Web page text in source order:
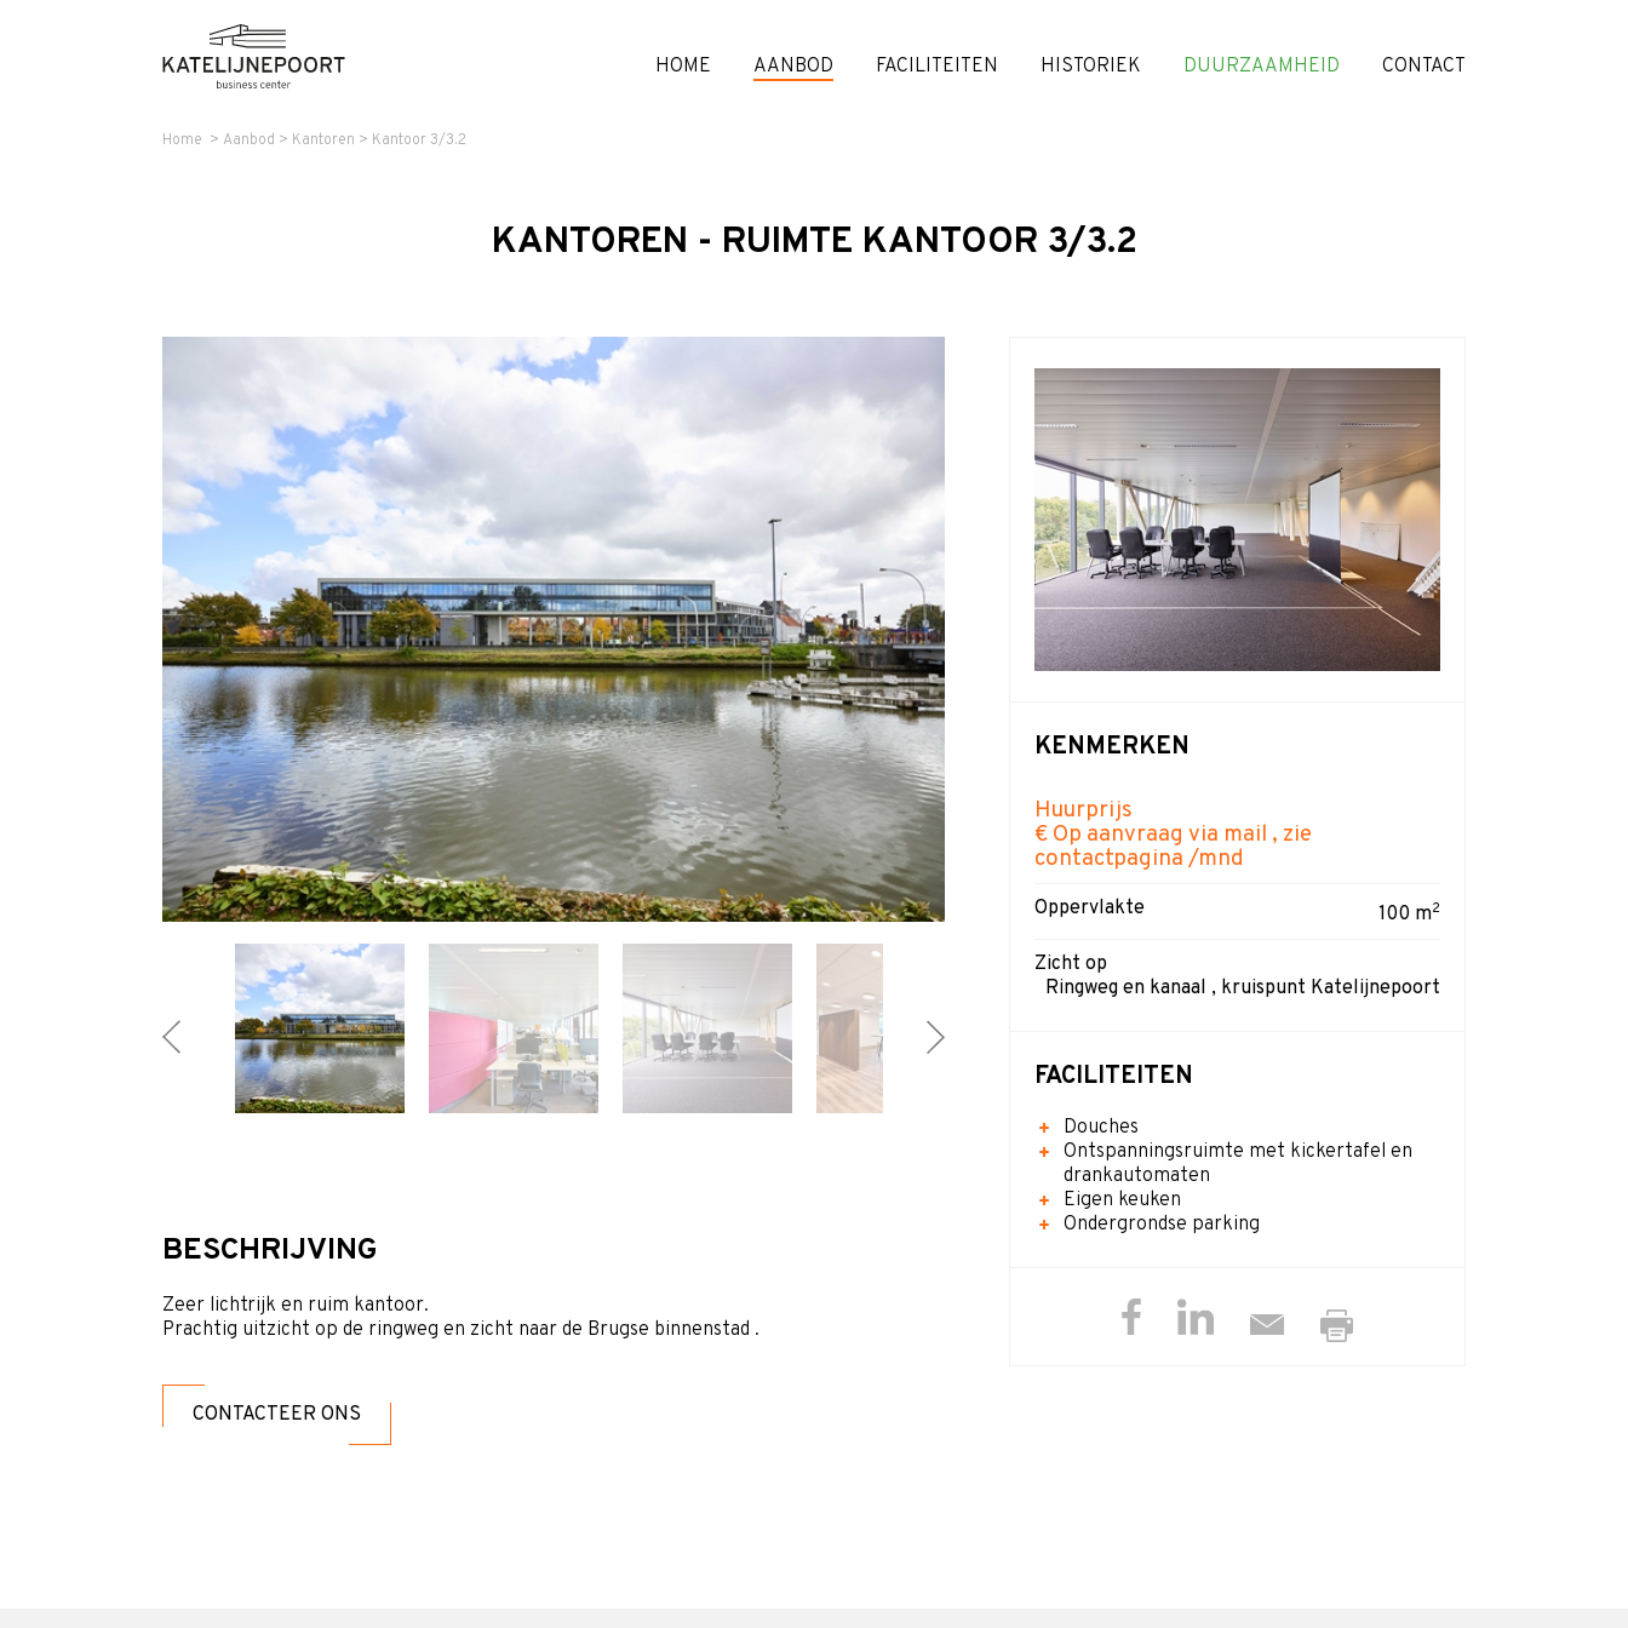
HOME AANBOD FACILITEITEN HISTORIEK DUURZAAMHEID CONTACT
Home > Aanbod > Kantoren > Kantoor 3/3.2
KANTOREN - RUIMTE KANTOOR 3/3.2
BESCHRIJVING
Zeer lichtrijk en ruim kantoor.
Prachtig uitzicht op de ringweg en zicht naar de Brugse binnenstad .
CONTACTEER ONS
KENMERKEN
Huurprijs
€ Op aanvraag via mail , zie
contactpagina /mnd
Oppervlakte 100 m2
Zicht op
Ringweg en kanaal , kruispunt Katelijnepoort
FACILITEITEN
Douches
Ontspanningsruimte met kickertafel en
drankautomaten
Eigen keuken
Ondergrondse parking